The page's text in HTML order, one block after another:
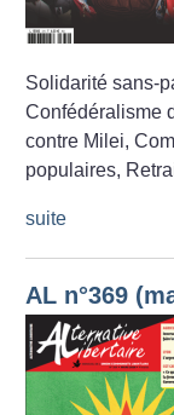
Solidarité sans-
Confédéralisme
contre Milei,
populaires,
suite
AL n°369